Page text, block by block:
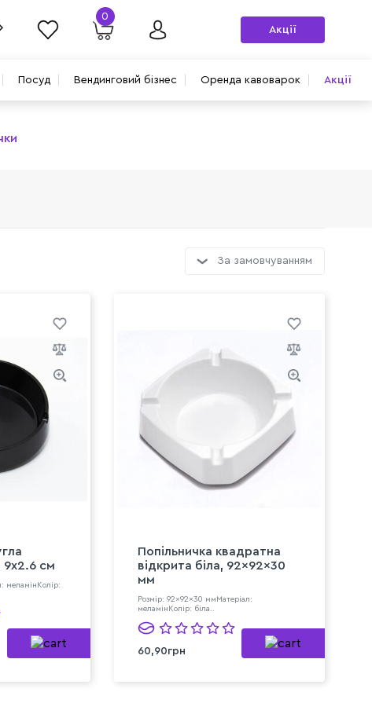
Посуд Вендинговий бізнес Оренда кавоварок Акції
0
Акції
За замовчуванням
9x2.6 см
меламінКолір:
Попільничка квадратна
відкрита біла, 92×92×30
мм
Розмір: 92×92×30 ммМатеріал:
меламінКолір: біла..
60,90грн